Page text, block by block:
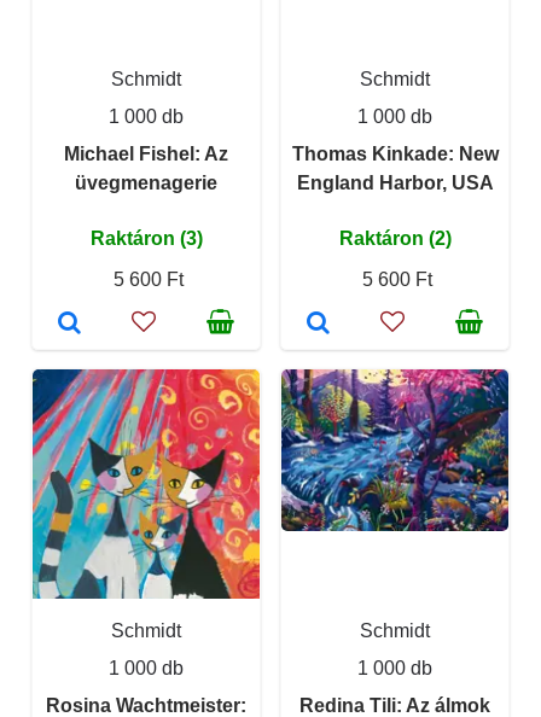
Schmidt
1 000 db
Michael Fishel: Az
üvegmenagerie
Raktáron (3)
5 600 Ft
Schmidt
1 000 db
Thomas Kinkade: New
England Harbor, USA
Raktáron (2)
5 600 Ft
Schmidt
1 000 db
Rosina Wachtmeister:
Schmidt
1 000 db
Redina Tili: Az álmok